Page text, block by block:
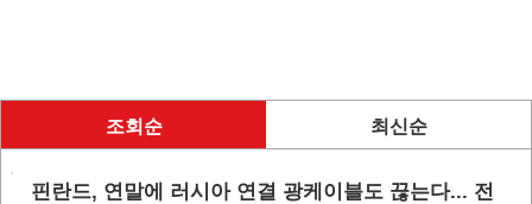
조회순 최신순
핀란드, 연말에 러시아 연결 광케이블도 끊는다... 전